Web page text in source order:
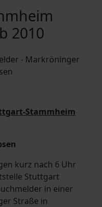
2010
Stammheim
kurz nach 6 Uhr
Stuttgart
in einer
Straße in